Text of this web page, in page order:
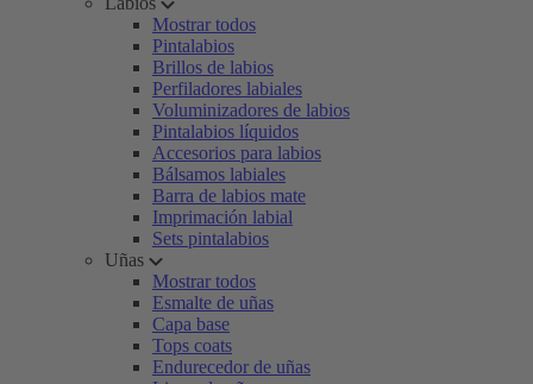
Mostrar todos
Pintalabios
Brillos de labios
Perfiladores labiales
Voluminizadores de labios
Pintalabios líquidos
Accesorios para labios
Bálsamos labiales
Barra de labios mate
Imprimación labial
Sets pintalabios
Uñas
Mostrar todos
Esmalte de uñas
Capa base
Tops coats
Endurecedor de uñas